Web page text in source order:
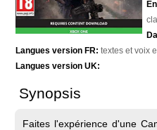
Langues version FR: textes et voix
Langues version UK:
Synopsis
Faites l'expérience d'une